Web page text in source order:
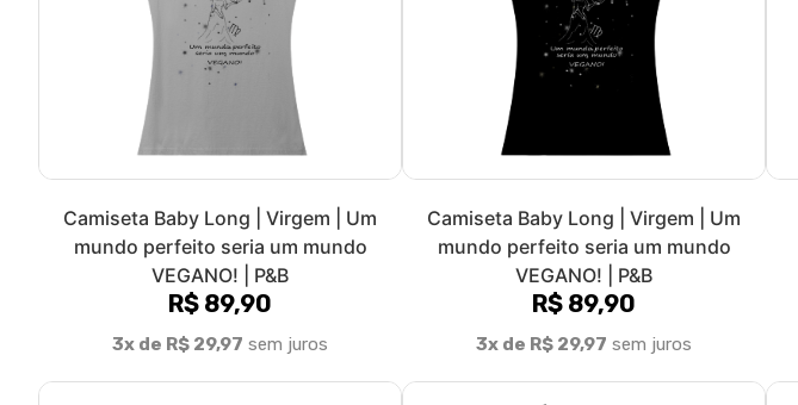
Camiseta Cropped | Virgem | Um
mundo perfeito seria um mundo
VEGANO! | P&B
3x de R$ 26,63sem juros
Regata Masculina | Virgem | Um
mundo perfeito seria um mundo
VEGANO! | Color
3x de R$ 24,97sem juros
1